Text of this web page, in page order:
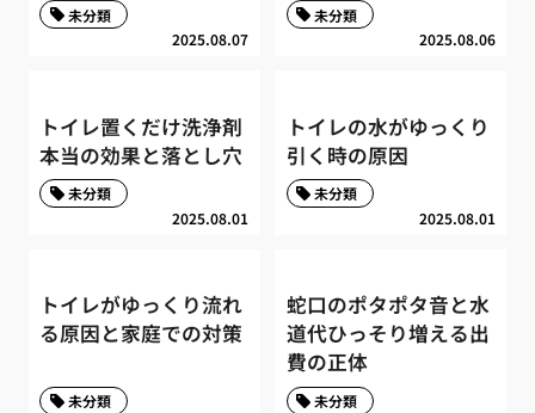
2025.08.07
未分類
2025.08.06
未分類
トイレ置くだけ洗浄剤
本当の効果と落とし穴
2025.08.01
未分類
トイレの水がゆっくり
引く時の原因
2025.08.01
未分類
トイレがゆっくり流れ
る原因と家庭での対策
未分類
蛇口のポタポタ音と水
道代ひっそり増える出
費の正体
未分類